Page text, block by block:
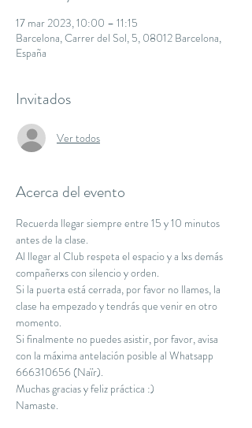
17 mar 2023, 10:00 – 11:15
Barcelona, Carrer del Sol, 5, 08012 Barcelona,
España
Invitados
Ver todos
Acerca del evento
Recuerda llegar siempre entre 15 y 10 minutos
antes de la clase.
Al llegar al Club respeta el espacio y a lxs demás
compañerxs con silencio y orden.
Si la puerta está cerrada, por favor no llames, la
clase ha empezado y tendrás que venir en otro
momento.
Si finalmente no puedes asistir, por favor, avisa
con la máxima antelación posible al Whatsapp
666310656 (Naïr).
Muchas gracias y feliz práctica :)
Namaste.